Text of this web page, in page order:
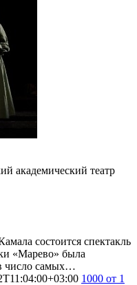
академический театр
состоится спектакль
«Марево» была
число самых…
1000 от 1